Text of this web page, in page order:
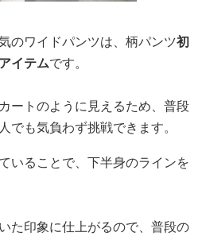
のワイドパンツは、柄パンツ初
イテムです。
ートのように見えるため、普段
でも気負わず挑戦できます。
いることで、下半身のラインを
た印象に仕上がるので、普段の